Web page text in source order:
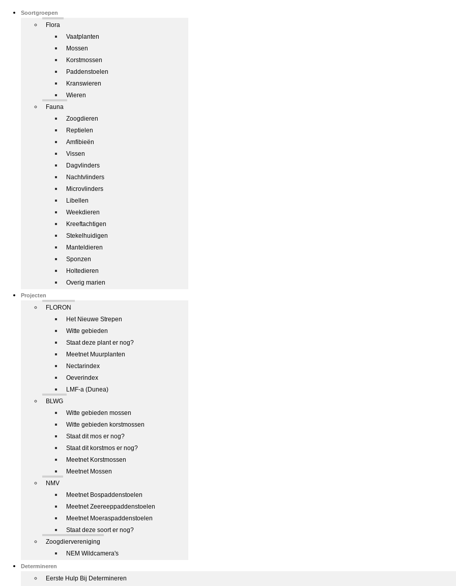
Soortgroepen
Flora
Vaatplanten
Mossen
Korstmossen
Paddenstoelen
Kranswieren
Wieren
Fauna
Zoogdieren
Reptielen
Amfibieën
Vissen
Dagvlinders
Nachtvlinders
Microvlinders
Libellen
Weekdieren
Kreeftachtigen
Stekelhuidigen
Manteldieren
Sponzen
Holtedieren
Overig marien
Projecten
FLORON
Het Nieuwe Strepen
Witte gebieden
Staat deze plant er nog?
Meetnet Muurplanten
Nectarindex
Oeverindex
LMF-a (Dunea)
BLWG
Witte gebieden mossen
Witte gebieden korstmossen
Staat dit mos er nog?
Staat dit korstmos er nog?
Meetnet Korstmossen
Meetnet Mossen
NMV
Meetnet Bospaddenstoelen
Meetnet Zeereeppaddenstoelen
Meetnet Moeraspaddenstoelen
Staat deze soort er nog?
Zoogdiervereniging
NEM Wildcamera's
Determineren
Eerste Hulp Bij Determineren